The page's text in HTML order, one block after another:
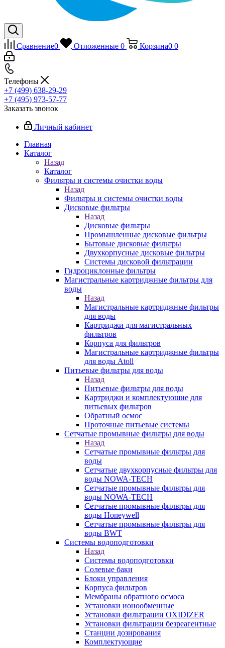
Сравнение0 Отложенные 0 Корзина0 0
Телефоны
+7 (499) 638-29-29
+7 (495) 973-57-77
Заказать звонок
Личный кабинет
Главная
Каталог
Назад
Каталог
Фильтры и системы очистки воды
Назад
Фильтры и системы очистки воды
Дисковые фильтры
Назад
Дисковые фильтры
Промышленные дисковые фильтры
Бытовые дисковые фильтры
Двухкорпусные дисковые фильтры
Системы дисковой фильтрации
Гидроциклонные фильтры
Магистральные картриджные фильтры для
воды
Назад
Магистральные картриджные фильтры
для воды
Картриджи для магистральных
фильтров
Корпуса для фильтров
Магистральные картриджные фильтры
для воды Atoll
Питьевые фильтры для воды
Назад
Питьевые фильтры для воды
Картриджи и комплектующие для
питьевых фильтров
Обратный осмос
Проточные питьевые системы
Сетчатые промывные фильтры для воды
Назад
Сетчатые промывные фильтры для
воды
Сетчатые двухкорпусные фильтры для
воды NOWA-TECH
Сетчатые промывные фильтры для
воды NOWA-TECH
Сетчатые промывные фильтры для
воды Honeywell
Сетчатые промывные фильтры для
воды BWT
Системы водоподготовки
Назад
Системы водоподготовки
Солевые баки
Блоки управления
Корпуса фильтров
Мембраны обратного осмоса
Установки ионообменные
Установки фильтрации OXIDIZER
Установки фильтрации безреагентные
Станции дозирования
Комплектующие